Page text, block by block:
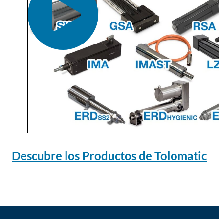
Descubre los Productos de Tolomatic